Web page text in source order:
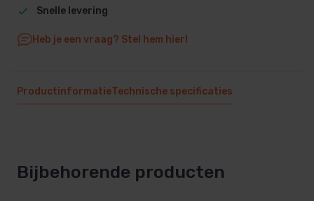
Snelle levering
Heb je een vraag? Stel hem hier!
ProductinformatieTechnische specificaties
Bijbehorende producten